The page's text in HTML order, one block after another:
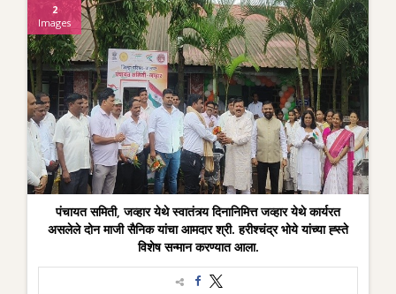
2
Images
पंचायत समिती, जव्हार येथे स्वातंत्र्य दिनानिमित्त जव्हार येथे कार्यरत
असलेले दोन माजी सैनिक यांचा आमदार श्री. हरीश्चंद्र भोये यांच्या ह्स्ते
विशेष सन्मान करण्यात आला.